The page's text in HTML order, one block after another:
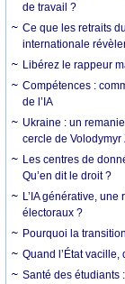
de travail ?
Ce que les retraits
internationale
Libérez le rappeur
Compétences :
de l’IA
Ukraine : un
cercle de Volodymyr
Les centres de
Qu’en dit le droit ?
L’IA générative,
électoraux ?
Pourquoi la
Quand l’État
Santé des étudiants